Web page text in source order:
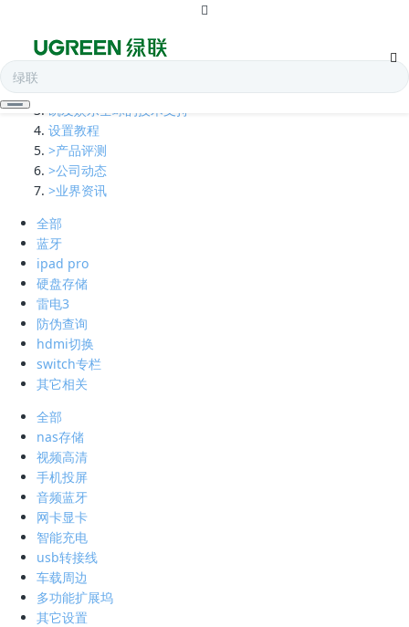
多口充电器
凯发娱乐全球的技术支持
设置教程
>产品评测
>公司动态
>业界资讯
全部
蓝牙
ipad pro
硬盘存储
雷电3
防伪查询
hdmi切换
switch专栏
其它相关
全部
nas存储
视频高清
手机投屏
音频蓝牙
网卡显卡
智能充电
usb转接线
车载周边
多功能扩展坞
其它设置